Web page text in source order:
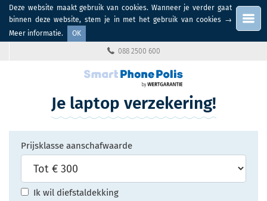
Deze website maakt gebruik van cookies. Wanneer je verder gaat
binnen deze website, stem je in met het gebruik van cookies →
Meer informatie. OK
088 2500 600
Menu
Je laptop verzekering!
Prijsklasse aanschafwaarde
Ik wil diefstaldekking